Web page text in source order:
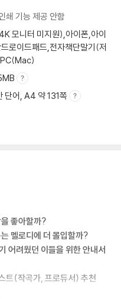
쇄 기능 제공 안함
모니터 미지원),아이폰,아이
로이드패드,전자책단말기(저
단어, A4 약 131쪽
좋아할까?
멜로디에 더 몰입할까?
어려웠던 이들을 위한 안내서
트(작곡가, 프로듀서) 추천